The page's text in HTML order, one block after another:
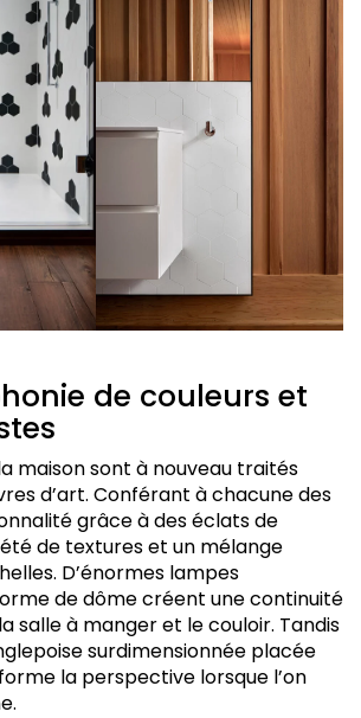
de couleurs et
maison sont à nouveau traités
d’art. Conférant à chacune des
grâce à des éclats de
de textures et un mélange
D’énormes lampes
de dôme créent une continuité
salle à manger et le couloir. Tandis
surdimensionnée placée
la perspective lorsque l’on